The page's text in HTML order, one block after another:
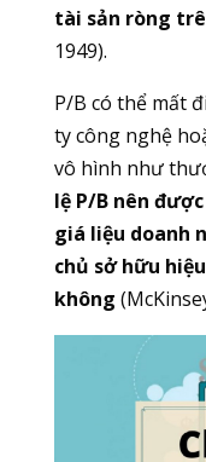
tài sản ròng
1949).
P/B có thể mất
ty công nghệ
vô hình như
lệ P/B nên
giá liệu doanh
chủ sở hữu
không